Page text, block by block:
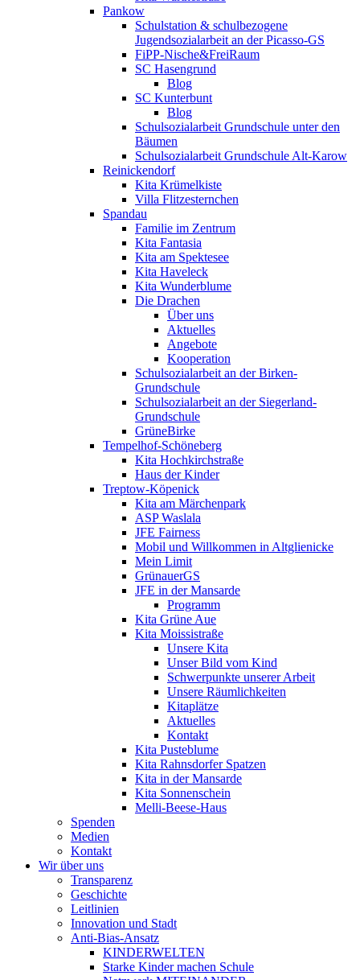
Pankow
Schulstation & schulbezogene
Jugendsozialarbeit an der Picasso-GS
FiPP-Nische&FreiRaum
SC Hasengrund
Blog
SC Kunterbunt
Blog
Schulsozialarbeit Grundschule unter den
Bäumen
Schulsozialarbeit Grundschule Alt-Karow
Reinickendorf
Kita Krümelkiste
Villa Flitzesternchen
Spandau
Familie im Zentrum
Kita Fantasia
Kita am Spektesee
Kita Haveleck
Kita Wunderblume
Die Drachen
Über uns
Aktuelles
Angebote
Kooperation
Schulsozialarbeit an der Birken-
Grundschule
Schulsozialarbeit an der Siegerland-
Grundschule
GrüneBirke
Tempelhof-Schöneberg
Kita Hochkirchstraße
Haus der Kinder
Treptow-Köpenick
Kita am Märchenpark
ASP Waslala
JFE Fairness
Mobil und Willkommen in Altglienicke
Mein Limit
GrünauerGS
JFE in der Mansarde
Programm
Kita Grüne Aue
Kita Moissistraße
Unsere Kita
Unser Bild vom Kind
Schwerpunkte unserer Arbeit
Unsere Räumlichkeiten
Kitaplätze
Aktuelles
Kontakt
Kita Pusteblume
Kita Rahnsdorfer Spatzen
Kita in der Mansarde
Kita Sonnenschein
Melli-Beese-Haus
Spenden
Medien
Kontakt
Wir über uns
Transparenz
Geschichte
Leitlinien
Innovation und Stadt
Anti-Bias-Ansatz
KINDERWELTEN
Starke Kinder machen Schule